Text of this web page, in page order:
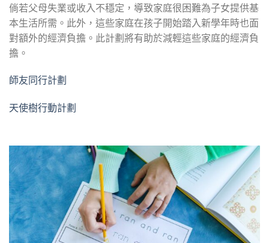
倘若父母失業或收入不穩定，導致家庭很困難為子女提供基
本生活所需。此外，這些家庭在孩子開始踏入新學年時也面
對額外的經濟負擔。此計劃將有助於減輕這些家庭的經濟負
擔。
師友同行計劃
天使樹行動計劃